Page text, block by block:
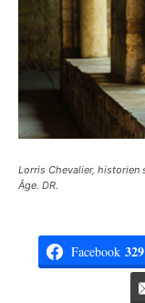
Lorris Chevalier, historien
Âge. DR.
Facebook 329